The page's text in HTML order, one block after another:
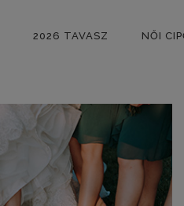
2026 TAVASZ NŐI